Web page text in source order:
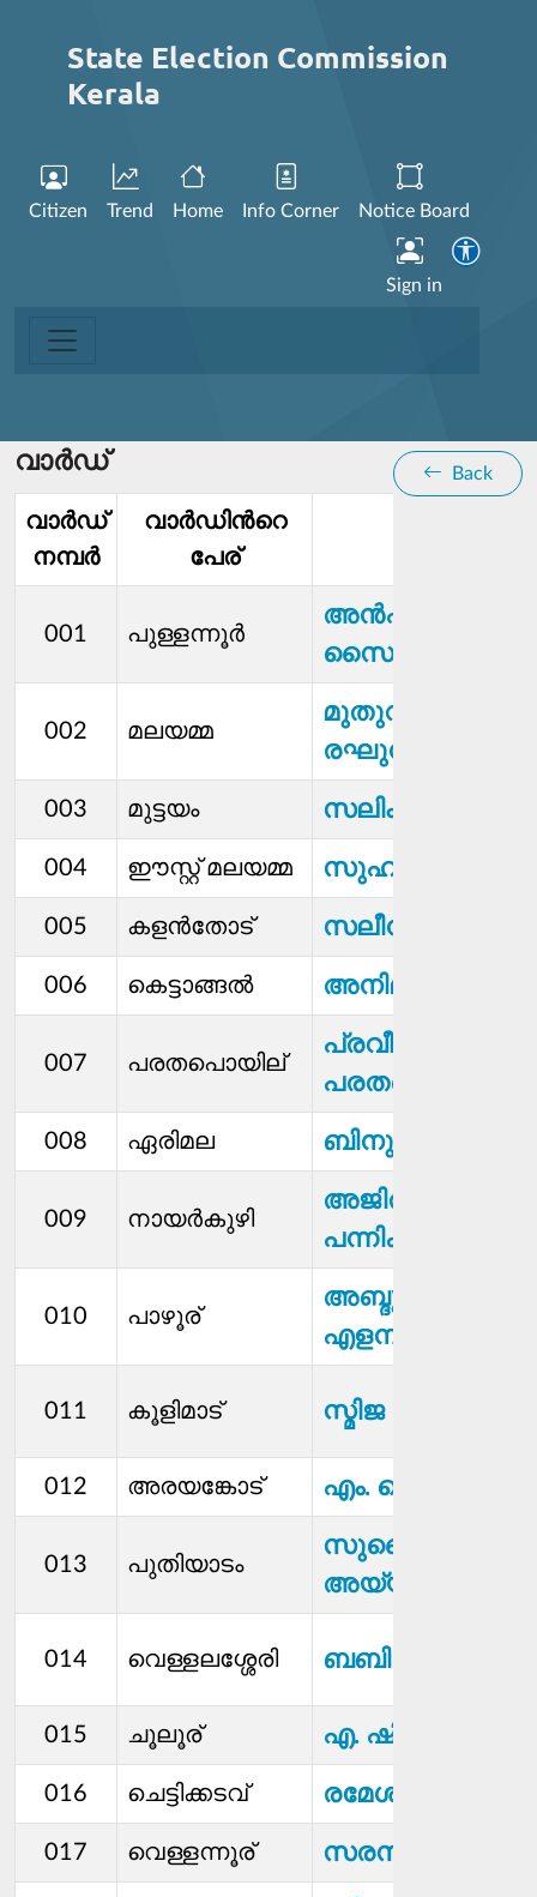
State Election Commission
Kerala
Citizen Trend Home Info Corner Notice Board
Sign in
വാര്‍ഡ് Back
വാര്‍ഡ്‌
നമ്പര്‍
വാര്‍ഡിൻറെ
പേര്
001 പുള്ളന്നൂർ
അന്‍ഷിദ
സൈനുദ്ധീൻ
002 മലയമ്മ
മുതുവന
രഘുനാഥൻ
003 മുട്ടയം സലിം കുന്നത്ത്
004 ഈസ്റ്റ് മലയമ്മ സുഹറാബി
005 കളന്‍തോട് സലീന നൂറുദ്ദീൻ
006 കെട്ടാങ്ങൽ അനില ശ്രീധരൻ
007 പരതപൊയില്
പ്രവീണ്‍
പരതപൊയിൽ
008 ഏരിമല ബിനുദേവ്
009 നായര്‍കുഴി
അജിത്ത്
പന്നിക്കുഴിക്കര
010 പാഴൂര്
അബ്ദുൽ
എളമ്പിലാശേരി
011 കൂളിമാട് സ്മിജ
012 അരയങ്കോട് എം. കെ. നദീറ
013 പുതിയാടം
സുബൈദ
014 വെള്ളലശ്ശേരി ബബില ഷജിൻ
015 ചൂലൂര് എ. ഷിജുലാൽ
016 ചെട്ടിക്കടവ് രമേശൻ. വി. കെ
017 വെള്ളന്നൂര് സരസ. പി. കെ